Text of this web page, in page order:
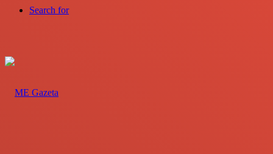
Search for